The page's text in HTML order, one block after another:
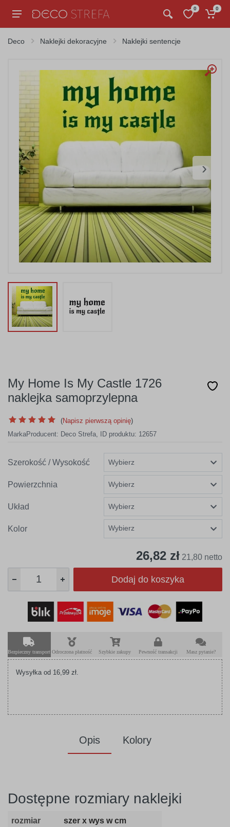
0 0
Deco Naklejki dekoracyjne Naklejki sentencje
›
My Home Is My Castle 1726
naklejka samoprzylepna
(Napisz pierwszą opinię)
MarkaProducent: Deco Strefa, ID produktu: 12657
Szerokość / Wysokość
Powierzchnia
Układ
Kolor Wybierz
26,82 zł 21,80 netto
Dodaj do koszyka
Bezpieczny transport Odroczona płatność Szybkie zakupy Pewność transakcji Masz pytanie?
Wysyłka od 16,99 zł.
Opis Kolory
Dostępne rozmiary naklejki
rozmiar szer x wys w cm